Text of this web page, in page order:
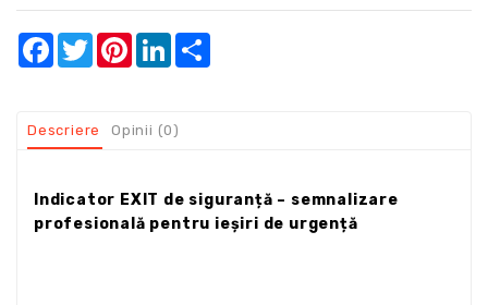
Facebook
TwitterPinterestLinkedIn
Descriere Opinii (0)
Indicator EXIT de siguranță – semnalizare
profesională pentru ieșiri de urgență